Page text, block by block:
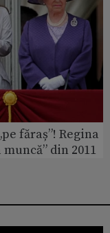
făraș”! Regina
din 2011